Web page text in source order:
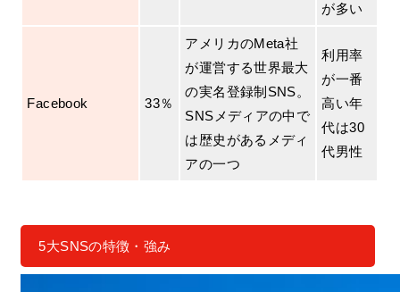
が多い
Facebook 33％
アメリカのMeta社
が運営する世界最大
の実名登録制SNS。
SNSメディアの中で
は歴史があるメディ
アの一つ
利用率
が一番
高い年
代は30
代男性
5大SNSの特徴・強み